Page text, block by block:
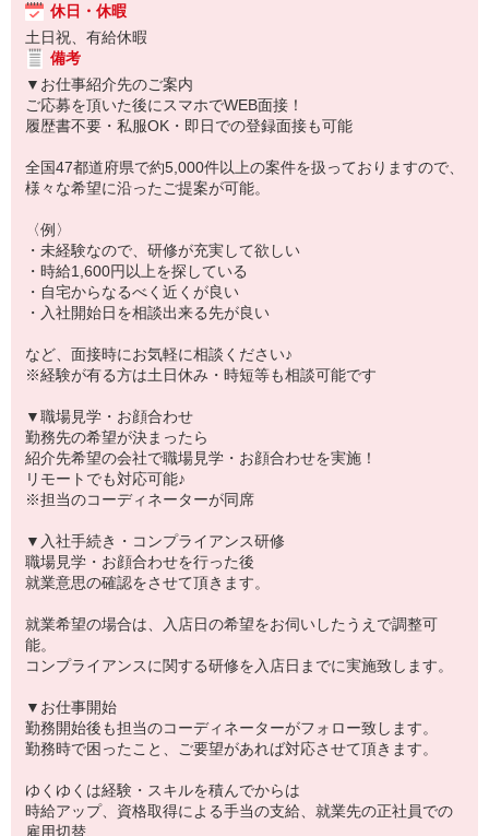
休日・休暇
土日祝、有給休暇
備考
▼お仕事紹介先のご案内
ご応募を頂いた後にスマホでWEB面接！
履歴書不要・私服OK・即日での登録面接も可能
全国47都道府県で約5,000件以上の案件を扱っておりますので、
様々な希望に沿ったご提案が可能。
〈例〉
・未経験なので、研修が充実して欲しい
・時給1,600円以上を探している
・自宅からなるべく近くが良い
・入社開始日を相談出来る先が良い
など、面接時にお気軽に相談ください♪
※経験が有る方は土日休み・時短等も相談可能です
▼職場見学・お顔合わせ
勤務先の希望が決まったら
紹介先希望の会社で職場見学・お顔合わせを実施！
リモートでも対応可能♪
※担当のコーディネーターが同席
▼入社手続き・コンプライアンス研修
職場見学・お顔合わせを行った後
就業意思の確認をさせて頂きます。
就業希望の場合は、入店日の希望をお伺いしたうえで調整可
能。
コンプライアンスに関する研修を入店日までに実施致します。
▼お仕事開始
勤務開始後も担当のコーディネーターがフォロー致します。
勤務時で困ったこと、ご要望があれば対応させて頂きます。
ゆくゆくは経験・スキルを積んでからは
時給アップ、資格取得による手当の支給、就業先の正社員での
雇用切替、